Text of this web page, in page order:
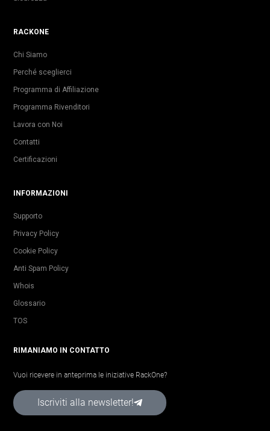
RACKONE
Chi Siamo
Perché sceglierci
Programma di Affiliazione
Programma Rivenditori
Lavora con Noi
Contatti
Certificazioni
INFORMAZIONI
Supporto
Privacy Policy
Cookie Policy
Anti Spam Policy
Whois
Glossario
TOS
RIMANIAMO IN CONTATTO
Vuoi ricevere in anteprima le iniziative RackOne?
Iscriviti alla newsletter!